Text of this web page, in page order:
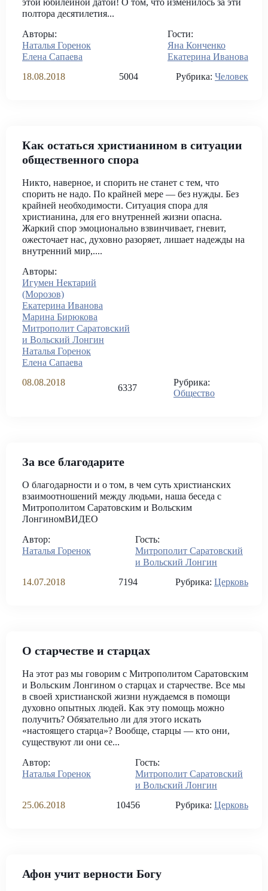
этой юбилейной датой! О том, что изменилось за эти
полтора десятилетия...
Авторы:
Наталья Горенок
Елена Сапаева
Гости:
Яна Конченко
Екатерина Иванова
18.08.2018
5004 Рубрика: Человек
Как остаться христианином в ситуации
общественного спора
Никто, наверное, и спорить не станет с тем, что
спорить не надо. По крайней мере — без нужды. Без
крайней необходимости. Ситуация спора для
христианина, для его внутренней жизни опасна.
Жаркий спор эмоционально взвинчивает, гневит,
ожесточает нас, духовно разоряет, лишает надежды на
внутренний мир,....
Авторы:
Игумен Нектарий
(Морозов)
Екатерина Иванова
Марина Бирюкова
Митрополит Саратовский
и Вольский Лонгин
Наталья Горенок
Елена Сапаева
08.08.2018
6337
Рубрика:
Общество
За все благодарите
О благодарности и о том, в чем суть христианских
взаимоотношений между людьми, наша беседа с
Митрополитом Саратовским и Вольским
ЛонгиномВИДЕО
Автор:
Наталья Горенок
Гость:
Митрополит Саратовский
и Вольский Лонгин
14.07.2018
7194 Рубрика: Церковь
О старчестве и старцах
На этот раз мы говорим с Митрополитом Саратовским
и Вольским Лонгином о старцах и старчестве. Все мы
в своей христианской жизни нуждаемся в помощи
духовно опытных людей. Как эту помощь можно
получить? Обязательно ли для этого искать
«настоящего старца»? Вообще, старцы — кто они,
существуют ли они се...
Автор:
Наталья Горенок
Гость:
Митрополит Саратовский
и Вольский Лонгин
25.06.2018
10456 Рубрика: Церковь
Афон учит верности Богу